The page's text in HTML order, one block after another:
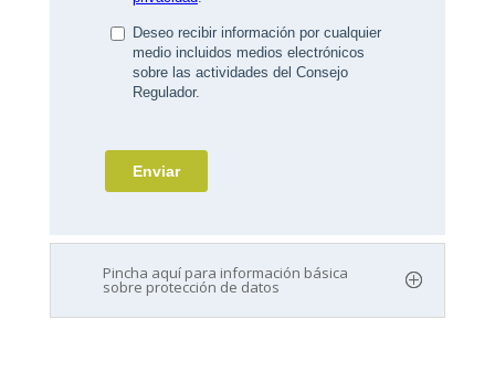
Pincha aquí para información básica
sobre protección de datos